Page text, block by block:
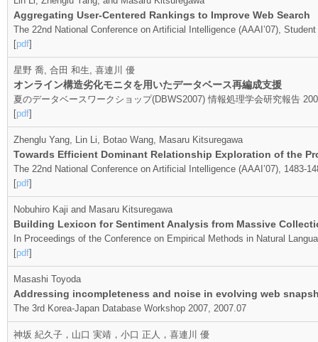
Aggregating User-Centered Rankings to Improve Web Search
The 22nd National Conference on Artificial Intelligence (AAAI’07),
[pdf]
星野 喬, 合田 和生, 喜連川 優
オンライン構造劣化モニタを用いたデータベース再編成支援
夏のデータベースワークショップ(DBWS2007) 情報処理学会研究報告
[pdf]
Zhenglu Yang, Lin Li, Botao Wang, Masaru Kitsuregawa
Towards Efficient Dominant Relationship Exploration of the
The 22nd National Conference on Artificial Intelligence (AAAI’07), 1483-
[pdf]
Nobuhiro Kaji and Masaru Kitsuregawa
Building Lexicon for Sentiment Analysis from Massive
In Proceedings of the Conference on Empirical Methods in Natural
[pdf]
Masashi Toyoda
Addressing incompleteness and noise in evolving web
The 3rd Korea-Japan Database Workshop 2007, 2007.07
神坂 紀久子，山口 実靖，小口 正人，喜連川 優